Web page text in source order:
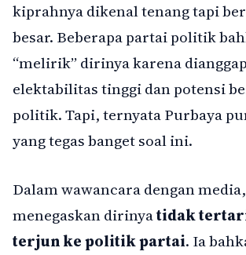
kiprahnya dikenal tenang tapi
besar. Beberapa partai politik
“melirik” dirinya karena
elektabilitas tinggi dan potensi
politik. Tapi, ternyata Purbaya
yang tegas banget soal ini.
Dalam wawancara dengan
menegaskan dirinyatidak
terjun ke politik partai. Ia